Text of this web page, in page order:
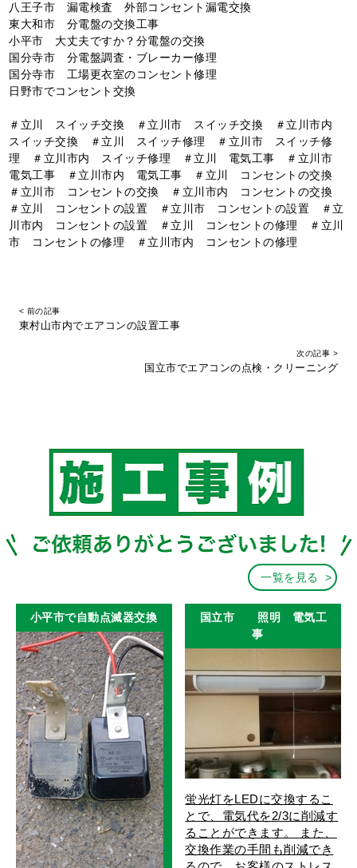
八王子市 漏電検査 外部コンセント漏電交換
東大和市 分電盤の交換工事
小平市 大丈夫ですか？分電盤の交換
国分寺市 分電盤調査・ブレーカー修理
国分寺市 工場更衣室のコンセント修理
日野市でコンセント交換
＃立川 スイッチ交換 ＃立川市 スイッチ交換 ＃立川市内
スイッチ交換 ＃立川 スイッチ修理 ＃立川市 スイッチ修
理 ＃立川市内 スイッチ修理 ＃立川 電気工事 ＃立川市
電気工事 ＃立川市内 電気工事 ＃立川 コンセントの交換
＃立川市 コンセントの交換 ＃立川市内 コンセントの交換
＃立川 コンセントの設置 ＃立川市 コンセントの設置 ＃立
川市内 コンセントの設置 ＃立川 コンセントの修理 ＃立川
市 コンセントの修理 ＃立川市内 コンセントの修理
< 前の記事
東村山市内でエアコンの設置工事
次の記事 >
国立市でエアコンの点検・クリーニング
一覧を見る
小平市で自動点滅器交換
国立市 照明 電気工
事
蛍光灯をLEDに交換するこ
とで、電気代を2/3に削減す
ることができます。 また、
交換作業の手間も削減でき